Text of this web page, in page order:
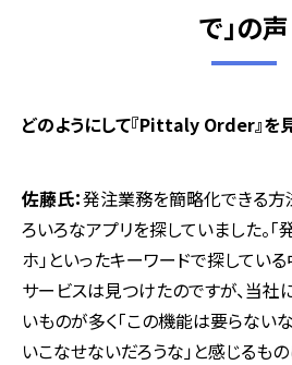
で」の声
―――どのようにして『Pittaly Order』
佐藤氏：発注業務を簡略化できる方
ろいろなアプリを探していました。「
ホ」といったキーワードで探してい
サービスは見つけたのですが、当
いものが多く「この機能は要らない
いこなせないだろうな」と感じるも